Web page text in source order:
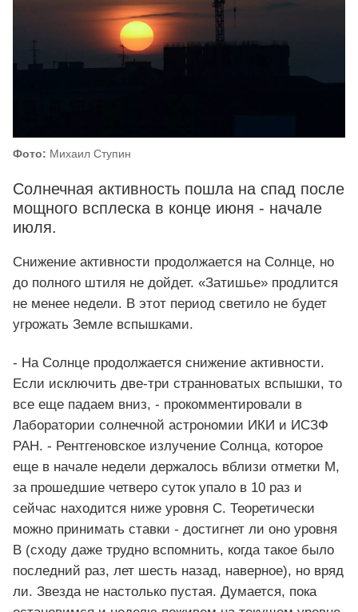
Фото: Михаил Ступин
Солнечная активность пошла на спад после
мощного всплеска в конце июня - начале
июля.
Снижение активности продолжается на Солнце, но
до полного штиля не дойдет. «Затишье» продлится
не менее недели. В этот период светило не будет
угрожать Земле вспышками.
- На Солнце продолжается снижение активности.
Если исключить две-три странноватых вспышки, то
все еще падаем вниз, - прокомментировали в
Лаборатории солнечной астрономии ИКИ и ИСЗФ
РАН. - Рентгеновское излучение Солнца, которое
еще в начале недели держалось вблизи отметки M,
за прошедшие четверо суток упало в 10 раз и
сейчас находится ниже уровня C. Теоретически
можно принимать ставки - достигнет ли оно уровня
B (сходу даже трудно вспомнить, когда такое было
последний раз, лет шесть назад, наверное), но вряд
ли. Звезда не настолько пустая. Думается, пока